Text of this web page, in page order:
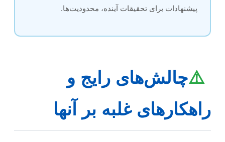
پیشنهادات برای تحقیقات آینده، محدودیت‌ها.
⚠️چالش‌های رایج و
راهکارهای غلبه بر آنها